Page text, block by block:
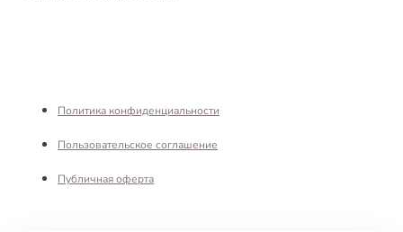
Реквизиты
Политика конфиденциальности
Пользовательское соглашение
Публичная оферта